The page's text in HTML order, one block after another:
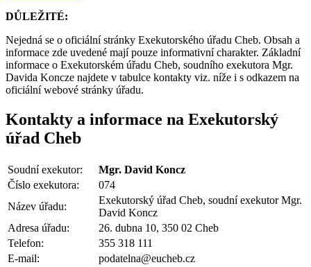
DŮLEŽITÉ:
Nejedná se o oficiální stránky Exekutorského úřadu Cheb. Obsah a
informace zde uvedené mají pouze informativní charakter. Základní
informace o Exekutorském úřadu Cheb, soudního exekutora Mgr.
Davida Koncze najdete v tabulce kontakty viz. níže i s odkazem na
oficiální webové stránky úřadu.
Kontakty a informace na Exekutorský
úřad Cheb
Soudní exekutor:
Mgr. David Koncz
Číslo exekutora:
074
Název úřadu:
Exekutorský úřad Cheb, soudní exekutor Mgr.
David Koncz
Adresa úřadu:
26. dubna 10, 350 02 Cheb
Telefon:
355 318 111
E-mail:
podatelna@eucheb.cz